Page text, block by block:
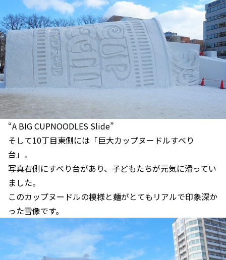
“A BIG CUPNOODLES Slide”
そして10丁目東側には「巨大カップヌードルすべり
台」。
写真右側にすべり台があり、子どもたちが元気に滑ってい
ました。
このカップヌードルの模様と麺がとてもリアルで印象深か
った雪像です。